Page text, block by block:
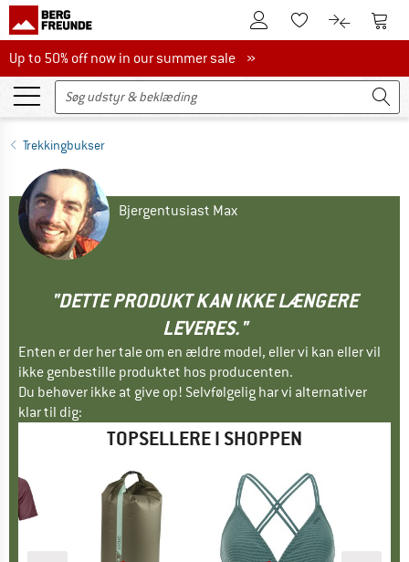
Til kundekontoenTil huskesedlen.
Til Til
Up to 50% off now in our summer sale
Up to 50% off now in our summer sale »
Trekkingbukser
Bjergentusiast Max
"DETTE PRODUKT KAN IKKE LÆNGERE
LEVERES."
Enten er der her tale om en ældre model, eller vi kan eller vil
ikke genbestille produktet hos producenten.
Du behøver ikke at give op! Selvfølgelig har vi alternativer
klar til dig:
TOPSELLERE I SHOPPEN